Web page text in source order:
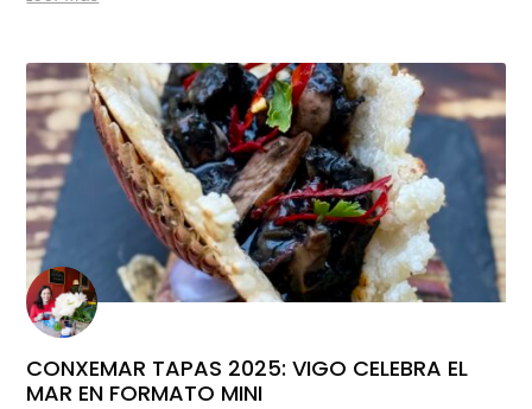
CONXEMAR TAPAS 2025: VIGO CELEBRA EL
MAR EN FORMATO MINI